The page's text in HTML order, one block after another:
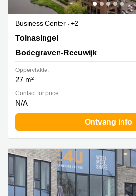
Business Center
+2
Tolnasingel 1, Bodegraven-Reeuwijk
Tolnasingel
Bodegraven-Reeuwijk
Oppervlakte:
27 m²
Contact for price:
N/A
Ontvang info